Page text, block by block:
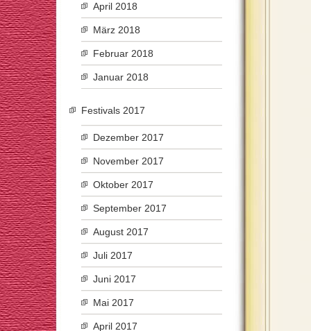
April 2018
März 2018
Februar 2018
Januar 2018
Festivals 2017
Dezember 2017
November 2017
Oktober 2017
September 2017
August 2017
Juli 2017
Juni 2017
Mai 2017
April 2017